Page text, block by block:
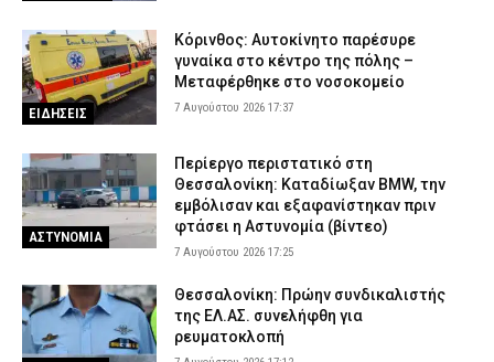
ΕΙΔΗΣΕΙΣ
Κόρινθος: Αυτοκίνητο παρέσυρε
γυναίκα στο κέντρο της πόλης –
Μεταφέρθηκε στο νοσοκομείο
7 Αυγούστου 2026 17:37
ΑΣΤΥΝΟΜΙΑ
Περίεργο περιστατικό στη
Θεσσαλονίκη: Καταδίωξαν BMW, την
εμβόλισαν και εξαφανίστηκαν πριν
φτάσει η Αστυνομία (βίντεο)
7 Αυγούστου 2026 17:25
Θεσσαλονίκη: Πρώην συνδικαλιστής
της ΕΛ.ΑΣ. συνελήφθη για
ρευματοκλοπή